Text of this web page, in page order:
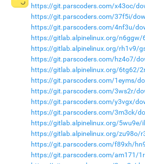
https://git.parscoders.com/x43oc/
https://git.parscoders.com/37f5i/
https://git.parscoders.com/4nf3u/
https://gitlab.alpinelinux.org/
https://gitlab.alpinelinux.org/rh1v9/
https://git.parscoders.com/hz4o7/
https://gitlab.alpinelinux.org/6tg62/
https://git.parscoders.com/1eyms/
https://git.parscoders.com/3ws2r/
https://git.parscoders.com/y3vgx/
https://git.parscoders.com/3m3ck/
https://gitlab.alpinelinux.org/5wu9e/
https://gitlab.alpinelinux.org/zu98o/
https://git.parscoders.com/f89xh/
https://git.parscoders.com/am171/